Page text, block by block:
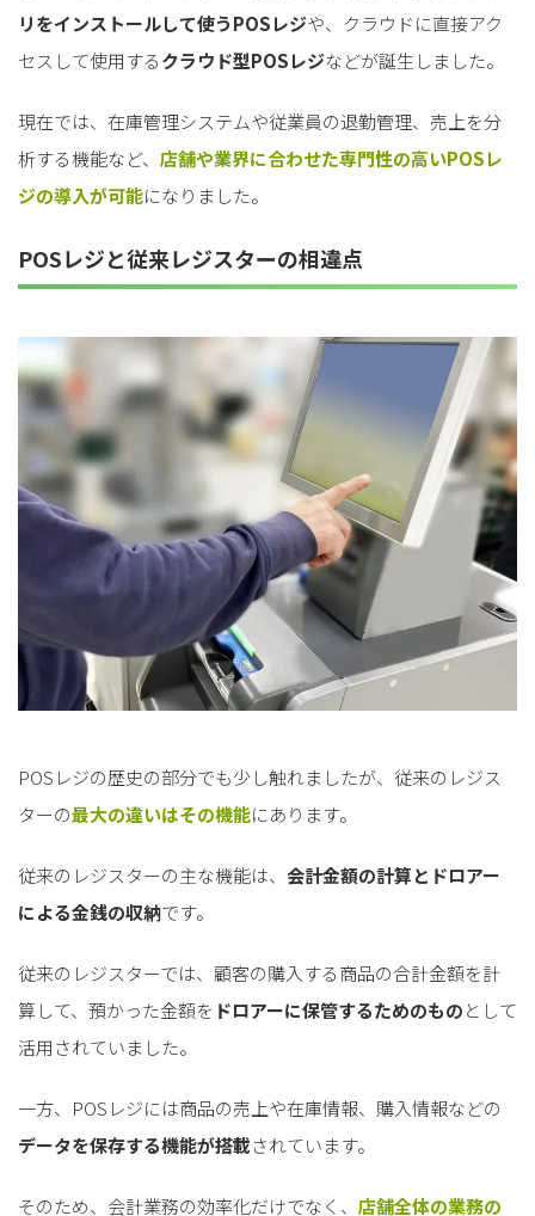
リをインストールして使うPOSレジや、クラウドに直接アク
セスして使用するクラウド型POSレジなどが誕生しました。
現在では、在庫管理システムや従業員の退勤管理、売上を分
析する機能など、 店舗や業界に合わせた専門性の高いPOSレ
ジの導入が可能になりました。
POSレジと従来レジスターの相違点
POSレジの歴史の部分でも少し触れましたが、従来のレジス
ターの最大の違いはその機能にあります。
従来のレジスターの主な機能は、 会計金額の計算とドロアー
による金銭の収納です。
従来のレジスターでは、顧客の購入する商品の合計金額を計
算して、預かった金額を ドロアーに保管するためのものとして
活用されていました。
一方、POSレジには商品の売上や在庫情報、購入情報などの
データを保存する機能が搭載されています。
そのため、会計業務の効率化だけでなく、 店舗全体の業務の